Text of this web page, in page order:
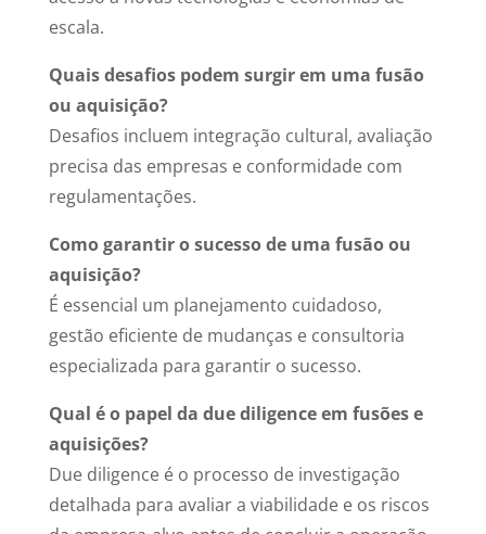
escala.
Quais desafios podem surgir em uma fusão
ou aquisição?
Desafios incluem integração cultural, avaliação
precisa das empresas e conformidade com
regulamentações.
Como garantir o sucesso de uma fusão ou
aquisição?
É essencial um planejamento cuidadoso,
gestão eficiente de mudanças e consultoria
especializada para garantir o sucesso.
Qual é o papel da due diligence em fusões e
aquisições?
Due diligence é o processo de investigação
detalhada para avaliar a viabilidade e os riscos